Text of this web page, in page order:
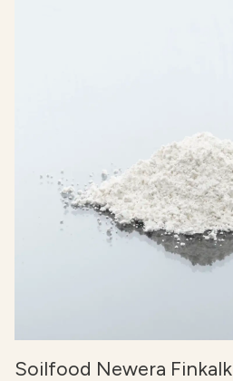
Soilfood Newera Finkalk